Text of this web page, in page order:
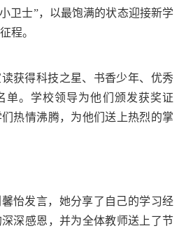
卫士”，以最饱满的状态迎接新学
程。
获得科技之星、书香少年、优秀
单。学校领导为他们颁发获奖证
热情沸腾，为他们送上热烈的掌
怡发言，她分享了自己的学习经
深感恩，并为全体教师送上了节